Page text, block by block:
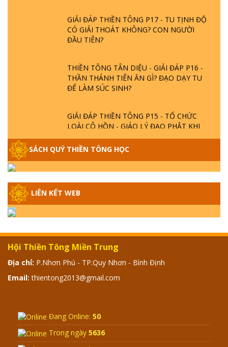
GIẢI ĐÁP THIỀN TÔNG P17 - TU TỊNH ĐỘ
CÓ GIẢI THOÁT KHÔNG? CON NGƯỜI
ĐẦU TIÊN?
THIỀN TÔNG TÂN DIỆU - GIẢI ĐÁP P16 -
THẦN THÁNH TIÊN ĂN GÌ? ĐẠO DẠY TU
ĐỂ LÀM SÚC SINH?
GIẢI ĐÁP THIỀN TÔNG P15 - TỔ CHỨC
LOÀI CÔ HỒN - GIÁO LÝ ĐẠO PHẬT KHI
NÀO XUẤT BẢN
GIẢI ĐÁP THIỀN TÔNG ĐẶC BIỆT - P14 -
NGUỒN GỐC ÂM LỊCH DƯƠNG LỊCH -
GIẢI ĐÁP THIỀN TÔNG ĐẶC BIỆT - P13 -
CON NGƯỜI TU THÀNH PHẬT ĐƯỢC
SỰ THẬT VỀ ĐẠI HỒNG THỦY? TRỜI ĐÁNH
THÁNH ĐÂM THẦN VẶN HỌNG?
SÁCH QUÝ THIỀN TÔNG HỌC
LIÊN KẾT WEB
Hội Thiền Tông Miền Trung
Địa chỉ: P.Nhơn Phú - TP.Quy Nhơn - Bình Định
Email: thientong2013@gmail.com
Đang Online: 50
Trong ngày 5636